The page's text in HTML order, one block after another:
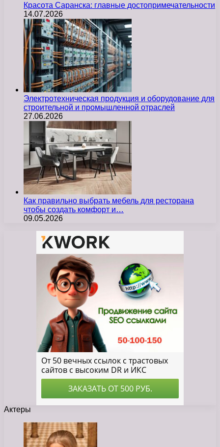
Красота Саранска: главные достопримечательности
14.07.2026
Электротехническая продукция и оборудование для
строительной и промышленной отраслей
27.06.2026
Как правильно выбрать мебель для ресторана
чтобы создать комфорт и…
09.05.2026
Актеры